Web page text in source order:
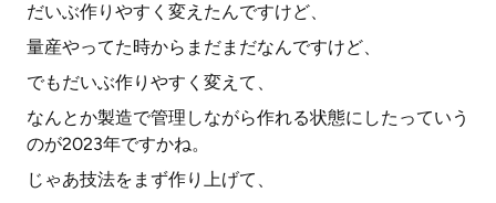
だいぶ作りやすく変えたんですけど、
量産やってた時からまだまだなんですけど、
でもだいぶ作りやすく変えて、
なんとか製造で管理しながら作れる状態にしたっていう
のが2023年ですかね。
じゃあ技法をまず作り上げて、